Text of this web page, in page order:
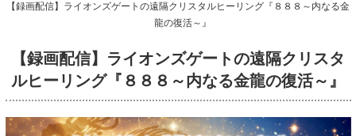
【録画配信】ライオンズゲートの遠隔クリスタルヒーリング『８８８～内なる金
龍の復活～』
【録画配信】ライオンズゲートの遠隔クリスタ
ルヒーリング『８８８～内なる金龍の復活～』